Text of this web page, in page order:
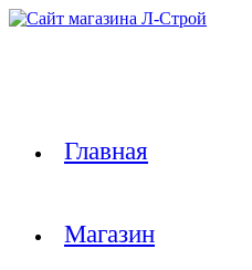
Перейти
Главная
Магазин